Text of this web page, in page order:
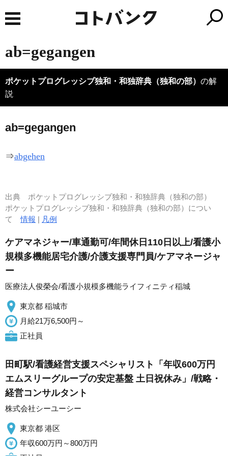
ab=gegangen
ポケットプログレッシブ独和・和独辞典（独和の部） の解
説
ab=gegangen
⇒abgehen
出典 ポケットプログレッシブ独和・和独辞典（独和の部）
ポケットプログレッシブ独和・和独辞典（独和の部）につい
て情報 | 凡例
ケアマネジャー/車通勤可/年間休日110日以上/看護小
規模多機能居宅介護/介護支援専門員/ケアマネージャ
ー
医療法人俊榮会/看護小規模多機能ライフィニティ稲城
東京都 稲城市
月給21万6,500円～
正社員
田町駅/看護経営支援スペシャリスト「年収600万円
エムスリーグループの安定基盤 土日祝休み」/戦略・
経営コンサルタント
株式会社シーユーシー
東京都 港区
年収600万円～800万円